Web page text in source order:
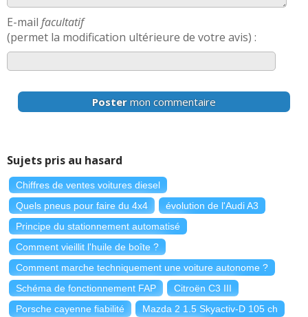
E-mail facultatif
(permet la modification ultérieure de votre avis) :
Poster mon commentaire
Sujets pris au hasard
Chiffres de ventes voitures diesel
Quels pneus pour faire du 4x4
évolution de l'Audi A3
Principe du stationnement automatisé
Comment vieillit l'huile de boîte ?
Comment marche techniquement une voiture autonome ?
Schéma de fonctionnement FAP
Citroën C3 III
Porsche cayenne fiabilité
Mazda 2 1.5 Skyactiv-D 105 ch